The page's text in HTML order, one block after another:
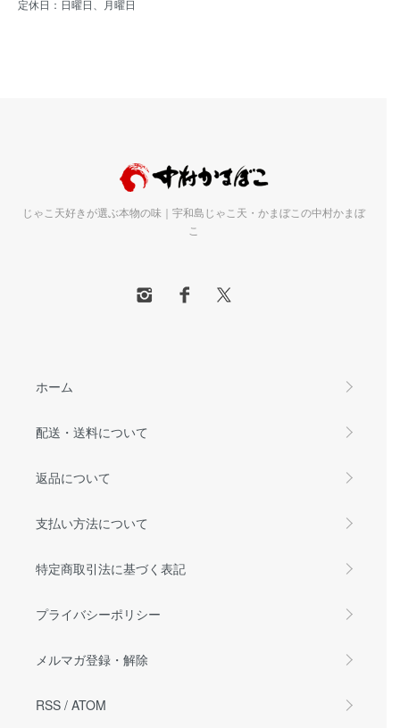
定休日：日曜日、月曜日
じゃこ天好きが選ぶ本物の味｜宇和島じゃこ天・かまぼこの中村かまぼ
こ
ホーム
配送・送料について
返品について
支払い方法について
特定商取引法に基づく表記
プライバシーポリシー
メルマガ登録・解除
RSS / ATOM